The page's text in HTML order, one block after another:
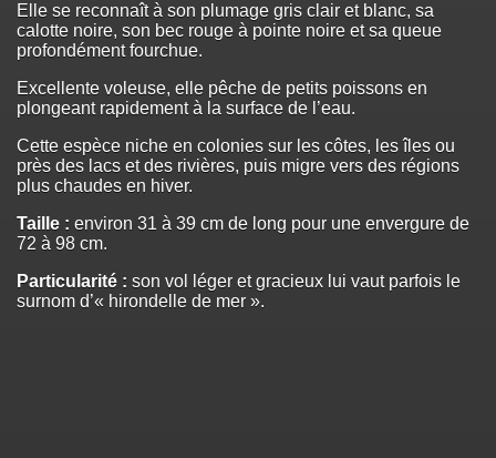
Elle se reconnaît à son plumage gris clair et blanc, sa
calotte noire, son bec rouge à pointe noire et sa queue
profondément fourchue.
Excellente voleuse, elle pêche de petits poissons en
plongeant rapidement à la surface de l’eau.
Cette espèce niche en colonies sur les côtes, les îles ou
près des lacs et des rivières, puis migre vers des régions
plus chaudes en hiver.
Taille : environ 31 à 39 cm de long pour une envergure de
72 à 98 cm.
Particularité : son vol léger et gracieux lui vaut parfois le
surnom d’« hirondelle de mer ».